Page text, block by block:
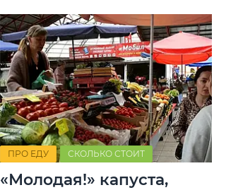
ПРО ЕДУ СКОЛЬКО СТОИТ
«Молодая!» капуста,